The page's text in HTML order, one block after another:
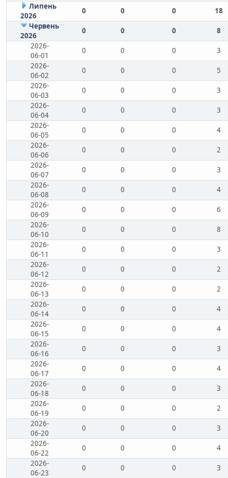
Липень
2026
0 0 0
18
Червень
2026
0 0 0
8
2026-
06-01
0 0 0
3
2026-
06-02
0 0 0
5
2026-
06-03
0 0 0
3
2026-
06-04
0 0 0
3
2026-
06-05
0 0 0
4
2026-
06-06
0 0 0
2
2026-
06-07
0 0 0
3
2026-
06-08
0 0 0
4
2026-
06-09
0 0 0
6
2026-
06-10
0 0 0
8
2026-
06-11
0 0 0
3
2026-
06-12
0 0 0
2
2026-
06-13
0 0 0
2
2026-
06-14
0 0 0
4
2026-
06-15
0 0 0
4
2026-
06-16
0 0 0
3
2026-
06-17
0 0 0
4
2026-
06-18
0 0 0
3
2026-
06-19
0 0 0
2
2026-
06-20
0 0 0
3
2026-
06-22
0 0 0
4
2026-
06-23
0 0 0
3